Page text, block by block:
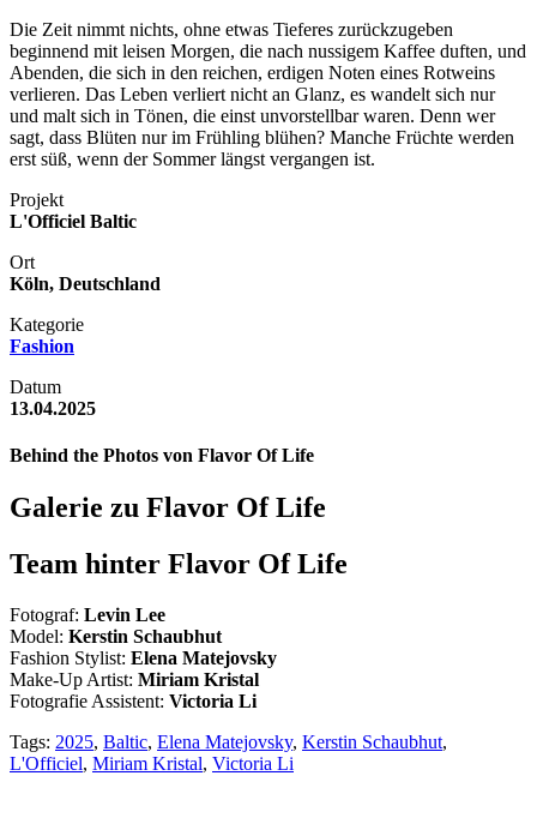
Die Zeit nimmt nichts, ohne etwas Tieferes zurückzugeben
beginnend mit leisen Morgen, die nach nussigem Kaffee duften, und
Abenden, die sich in den reichen, erdigen Noten eines Rotweins
verlieren. Das Leben verliert nicht an Glanz, es wandelt sich nur
und malt sich in Tönen, die einst unvorstellbar waren. Denn wer
sagt, dass Blüten nur im Frühling blühen? Manche Früchte werden
erst süß, wenn der Sommer längst vergangen ist.
Projekt
L'Officiel Baltic
Ort
Köln, Deutschland
Kategorie
Fashion
Datum
13.04.2025
Behind the Photos von Flavor Of Life
Galerie zu Flavor Of Life
Team hinter Flavor Of Life
Fotograf: Levin Lee
Model: Kerstin Schaubhut
Fashion Stylist: Elena Matejovsky
Make-Up Artist: Miriam Kristal
Fotografie Assistent: Victoria Li
Tags: 2025, Baltic, Elena Matejovsky, Kerstin Schaubhut,
L'Officiel, Miriam Kristal, Victoria Li